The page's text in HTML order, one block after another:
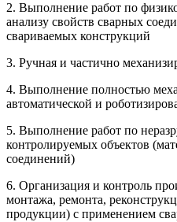
2. Выполнение работ по
анализу свойств сварных
свариваемых конструкций
3. Ручная и частично
4. Выполнение полностью
автоматической и
5. Выполнение работ по
контролируемых объектов
соединений)
6. Организация и контроль
монтажа, ремонта,
продукции) с применением